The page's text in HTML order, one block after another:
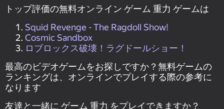
トップ評価の無料オンライン ゲーム 重力 ゲームは
Squid Revenge - The Ragdoll Show!
Cosmic Sandbox
ロブロックス破壊！ラグドールショー！
最高のビデオゲームをお探しですか？無料ゲームの
ランキングは、オンラインでプレイする際の参考に
なります
友達と一緒に ゲーム 重力 をプレイできますか？